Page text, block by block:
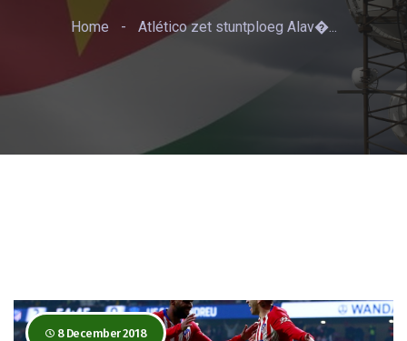
Home - Atlético zet stuntploeg Alav�...
8 December 2018